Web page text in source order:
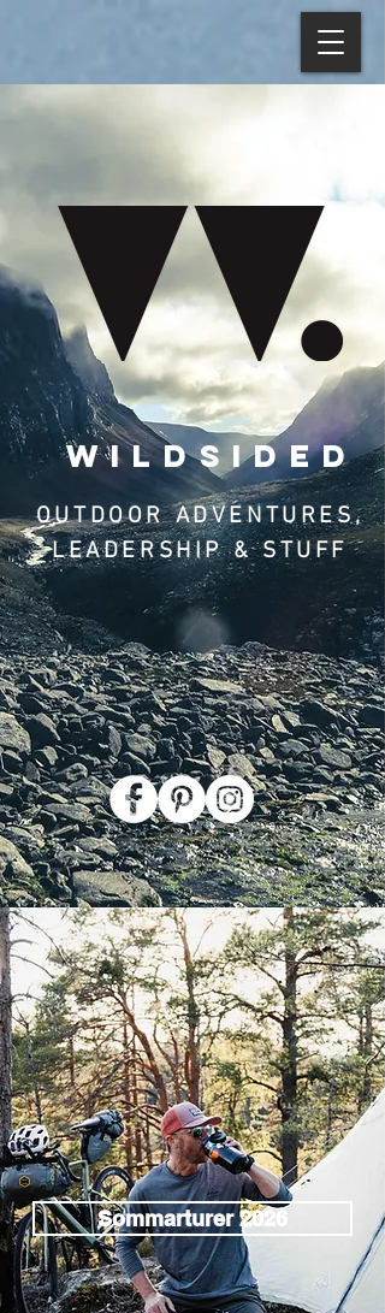
WILDSIDED
OUTDOOR ADVENTURES,
LEADERSHIP & STUFF
Sommarturer 2026